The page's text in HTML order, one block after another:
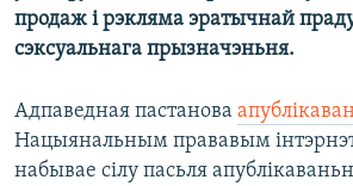
продаж і рэкляма эратычнай
сэксуальнага прызначэньня.
Адпаведная пастанова
Нацыянальным прававым
набывае сілу пасьля